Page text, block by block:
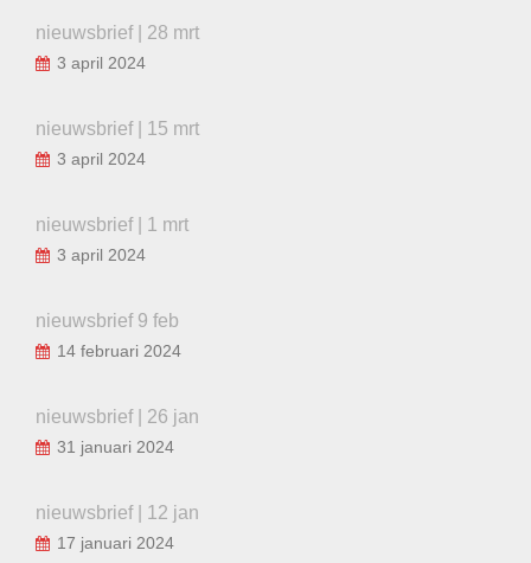
nieuwsbrief | 28 mrt
3 april 2024
nieuwsbrief | 15 mrt
3 april 2024
nieuwsbrief | 1 mrt
3 april 2024
nieuwsbrief 9 feb
14 februari 2024
nieuwsbrief | 26 jan
31 januari 2024
nieuwsbrief | 12 jan
17 januari 2024